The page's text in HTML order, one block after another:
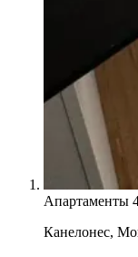
Апартаменты
Канелонес,